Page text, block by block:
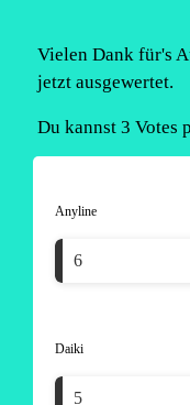
Vielen Dank für's
jetzt ausgewertet.
Du kannst 3 Votes
Anyline
Daiki